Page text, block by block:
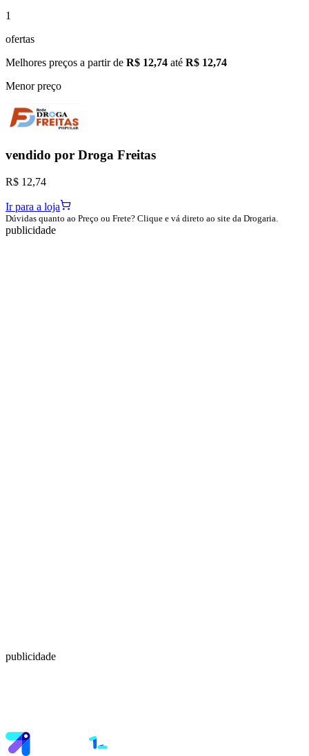
1
ofertas
Melhores preços a partir de R$ 12,74 até R$ 12,74
Menor preço
vendido por Droga Freitas
R$ 12,74
Ir para a loja
Dúvidas quanto ao Preço ou Frete? Clique e vá direto ao site da Drogaria.
publicidade
publicidade